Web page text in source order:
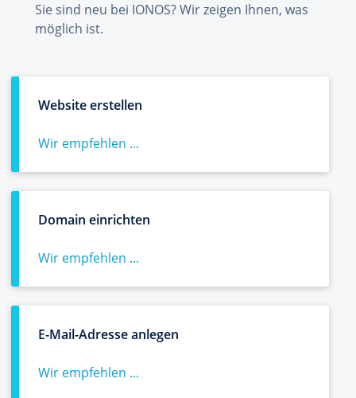
Sie sind neu bei IONOS? Wir zeigen Ihnen, was
möglich ist.
Website erstellen
Wir empfehlen ...
Domain einrichten
Wir empfehlen ...
E-Mail-Adresse anlegen
Wir empfehlen ...